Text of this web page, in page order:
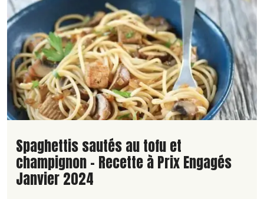
Lire la suite de la recette
Spaghettis sautés au tofu et
champignon - Recette à Prix Engagés
Janvier 2024